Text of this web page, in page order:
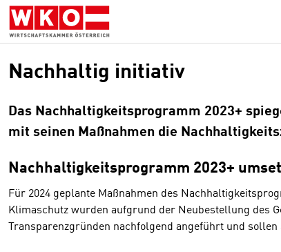
Zum
Inhalt
springen
Zur
Hauptnavigation
springen
Zum
Footer
springen
Nachhaltig initiativ
Das Nachhaltigkeitsprogramm 2023+
mit seinen Maßnahmen die
Nachhaltigkeitsprogramm 2023+
Für 2024 geplante Maßnahmen des
Klimaschutz wurden aufgrund der Neubestellung des
Transparenzgründen nachfolgend angeführt und sollen